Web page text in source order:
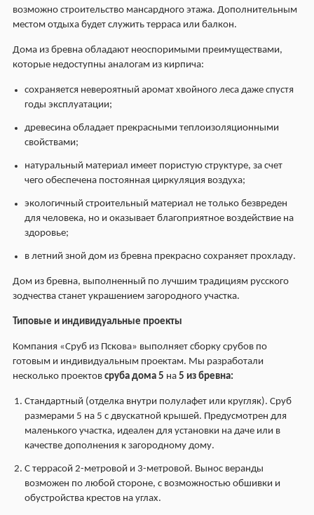
возможно строительство мансардного этажа. Дополнительным
местом отдыха будет служить терраса или балкон.
Дома из бревна обладают неоспоримыми преимуществами,
которые недоступны аналогам из кирпича:
сохраняется невероятный аромат хвойного леса даже спустя
годы эксплуатации;
древесина обладает прекрасными теплоизоляционными
свойствами;
натуральный материал имеет пористую структурe, за счет
чего обеспечена постоянная циркуляция воздуха;
экологичный строительный материал не только безвреден
для человека, но и оказывает благоприятное воздействие на
здоровье;
в летний зной дом из бревна прекрасно сохраняет прохладу.
Дом из бревна, выполненный по лучшим традициям русского
зодчества станет украшением загородного участка.
Типовые и индивидуальные проекты
Компания «Сруб из Пскова» выполняет сборку срубов по
готовым и индивидуальным проектам. Мы разработали
несколько проектов сруба дома 5 на5 из бревна:
Стандартный (отделка внутри полулафет или кругляк). Сруб
размерами 5 на 5 с двускатной крышей. Предусмотрен для
маленького участка, идеален для установки на даче или в
качестве дополнения к загородному дому.
С террасой 2-метровой и 3-метровой. Вынос веранды
возможен по любой стороне, с возможностью обшивки и
обустройства крестов на углах.